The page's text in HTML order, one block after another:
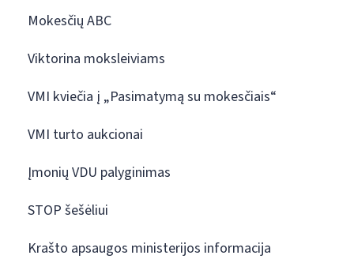
Mokesčių ABC
Viktorina moksleiviams
VMI kviečia į „Pasimatymą su mokesčiais“
VMI turto aukcionai
Įmonių VDU palyginimas
STOP šešėliui
Krašto apsaugos ministerijos informacija